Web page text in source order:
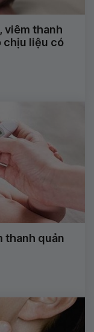
viêm thanh
chịu liệu có
thanh quản